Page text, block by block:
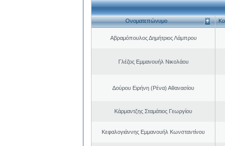
Ονοματεπώνυμο
Αβραμόπουλος Δημήτριος Λάμπρου
Γλέζος Εμμανουήλ Νικολάου
Δούρου Ειρήνη (Ρένα) Αθανασίου
Κάρμαντζης Σταμάτιος Γεωργίου
Κεφαλογιάννης Εμμανουήλ Κωνσταντίνου